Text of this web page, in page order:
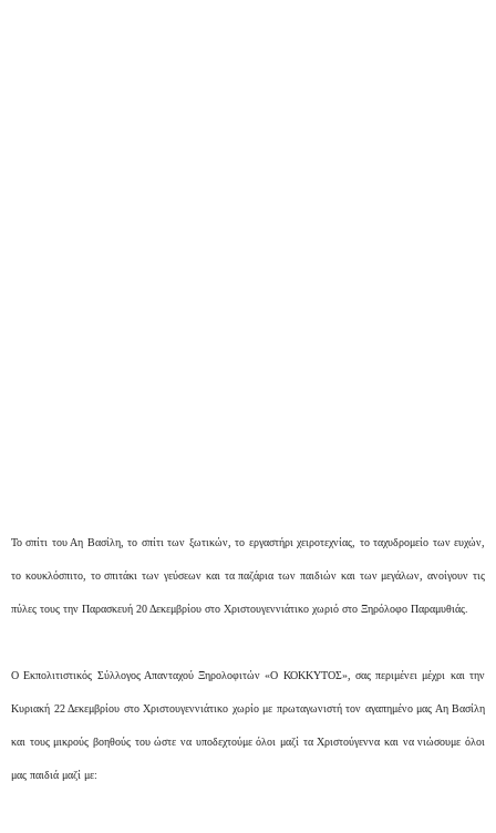
Το σπίτι του Αη Βασίλη, το σπίτι των ξωτικών, το εργαστήρι χειροτεχνίας, το ταχυδρομείο των ευχών,
το κουκλόσπιτο, το σπιτάκι των γεύσεων και τα παζάρια των παιδιών και των μεγάλων, ανοίγουν τις
πύλες τους την Παρασκευή 20 Δεκεμβρίου στο Χριστουγεννιάτικο χωριό στο Ξηρόλοφο Παραμυθιάς.
Ο Εκπολιτιστικός Σύλλογος Απανταχού Ξηρολοφιτών «Ο ΚΟΚΚΥΤΟΣ», σας περιμένει μέχρι και την
Κυριακή 22 Δεκεμβρίου στο Χριστουγεννιάτικο χωρίο με πρωταγωνιστή τον αγαπημένο μας Αη Βασίλη
και τους μικρούς βοηθούς του ώστε να υποδεχτούμε όλοι μαζί τα Χριστούγεννα και να νιώσουμε όλοι
μας παιδιά μαζί με: